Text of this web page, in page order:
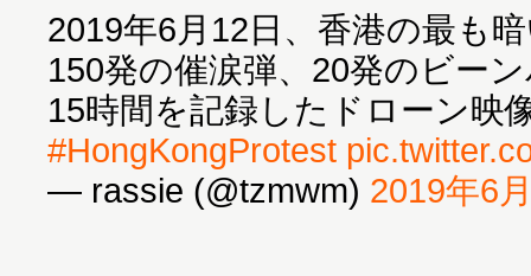
2019年6月12日、香港の最も
150発の催涙弾、20発のビー
15時間を記録したドローン映
#HongKongProtest
— rassie (@tzmwm) 2019年6